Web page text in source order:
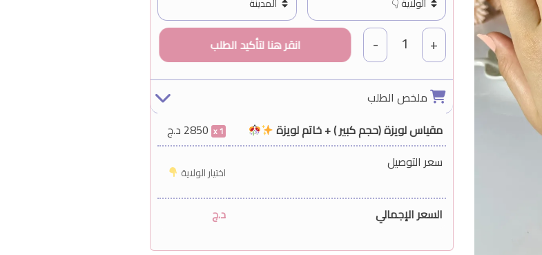
+
1
-
ملخص الطلب
مقياس لويزة (حجم كبير ) + خاتم لويزة
1
2850 د.ج
سعر التوصيل
اختيار الولاية
السعر الإجمالي د.ج